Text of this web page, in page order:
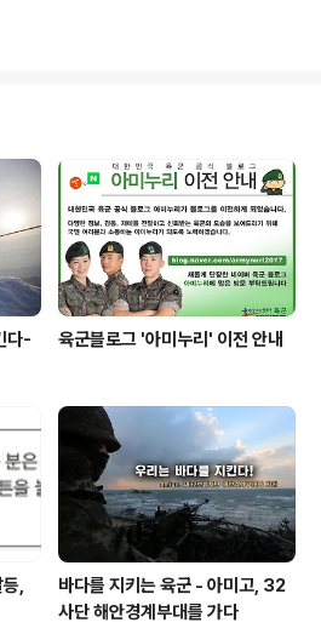
단련과 전투기술을 숙
여러분도 함께 응원해
교, 상사 이하 부사관
전투지휘, 급속 행군 등
다-
육군블로그 '아미누리' 이전 안내
,
바다를 지키는 육군 - 아미고, 32
사단 해안경계부대를 가다